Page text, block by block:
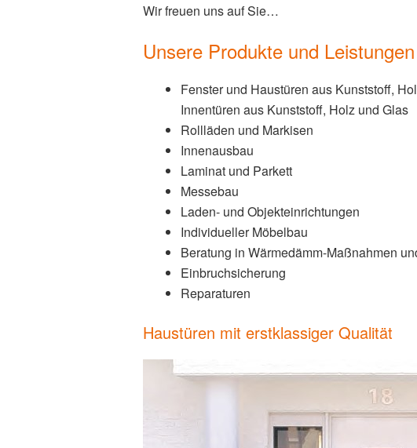
Wir freuen uns auf Sie…
Unsere Produkte und Leistungen
Fenster und Haustüren aus Kunststoff,
Innentüren aus Kunststoff, Holz und Glas
Rollläden und Markisen
Innenausbau
Laminat und Parkett
Messebau
Laden- und Objekteinrichtungen
Individueller Möbelbau
Beratung in Wärmedämm-Maßnahmen
Einbruchsicherung
Reparaturen
Haustüren mit erstklassiger Qualität